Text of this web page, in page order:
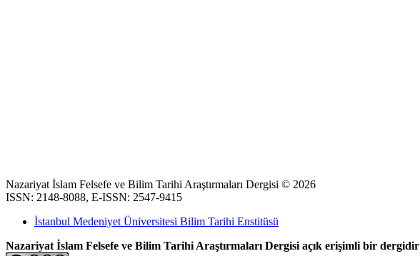
Nazariyat İslam Felsefe ve Bilim Tarihi Araştırmaları Dergisi © 2026
ISSN: 2148-8088, E-ISSN: 2547-9415
İstanbul Medeniyet Üniversitesi Bilim Tarihi Enstitüsü
Nazariyat İslam Felsefe ve Bilim Tarihi Araştırmaları Dergisi açık erişimli bir dergidir